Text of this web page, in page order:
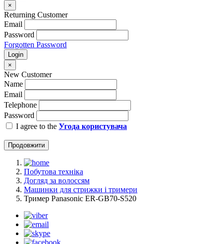
×
Returning Customer
Email
Password
Forgotten Password
Login
×
New Customer
Name
Email
Telephone
Password
I agree to the Угода користувача
Продовжити
Побутова техніка
Догляд за волоссям
Машинки для стрижки і тримери
Тример Panasonic ER-GB70-S520